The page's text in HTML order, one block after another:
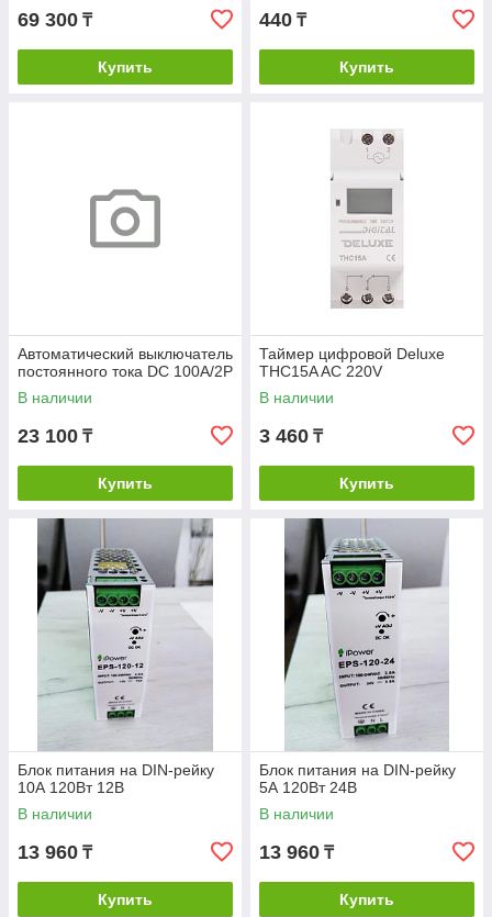
69 300 ₸
Купить
440 ₸
Купить
Автоматический выключатель
постоянного тока DC 100A/2P
В наличии
23 100 ₸
Купить
Таймер цифровой Deluxe
THC15A AC 220V
В наличии
3 460 ₸
Купить
Блок питания на DIN-рейку
10А 120Вт 12В
В наличии
13 960 ₸
Купить
Блок питания на DIN-рейку
5А 120Вт 24В
В наличии
13 960 ₸
Купить